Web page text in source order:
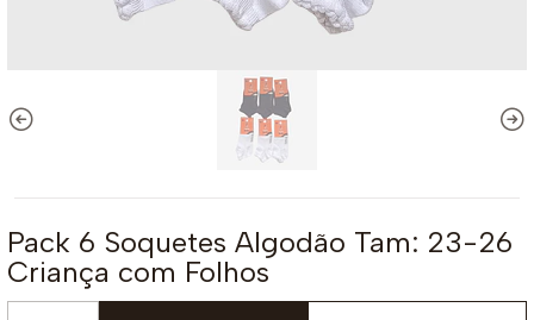
Pack 6 Soquetes Algodão Tam: 23-26
Criança com Folhos